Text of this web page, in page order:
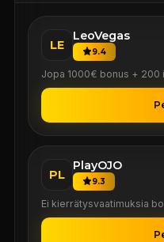
LE
LeoVegas
9.4
Jopa 1000€ bonus + 200
PL
PlayOJO
9.3
Ei kierrätysvaatimuksia